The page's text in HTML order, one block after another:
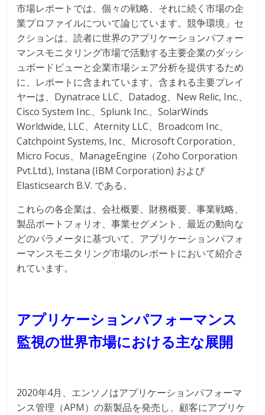
市場レポートでは、個々の戦略、それに続く市場の企
業プロファイルについて論じています。競争環境」セ
クションは、読者に世界のアプリケーションパフォー
マンスモニタリング市場で活動する主要企業のダッシ
ュボードビューと企業市場シェア分析を提供するため
に、レポートに含まれています。含まれる主要プレイ
ヤーは、Dynatrace LLC、Datadog、New Relic, Inc.、
Cisco System Inc.、Splunk Inc.、SolarWinds
Worldwide, LLC、Aternity LLC、Broadcom Inc、
Catchpoint Systems, Inc、Microsoft Corporation、
Micro Focus、ManageEngine（Zoho Corporation
Pvt.Ltd.), Instana (IBM Corporation) および
Elasticsearch B.V. である。
これらの各企業は、会社概要、財務概要、事業戦略、
製品ポートフォリオ、事業セグメント、最近の動向な
どのパラメータに基づいて、アプリケーションパフォ
ーマンスモニタリング市場のレポートにおいて紹介さ
れています。
アプリケーションパフォーマンス
監視の世界市場における主な展開
2020年4月、エンソノはアプリケーションパフォーマ
ンス管理（APM）の新製品を発売し、顧客にアプリケ